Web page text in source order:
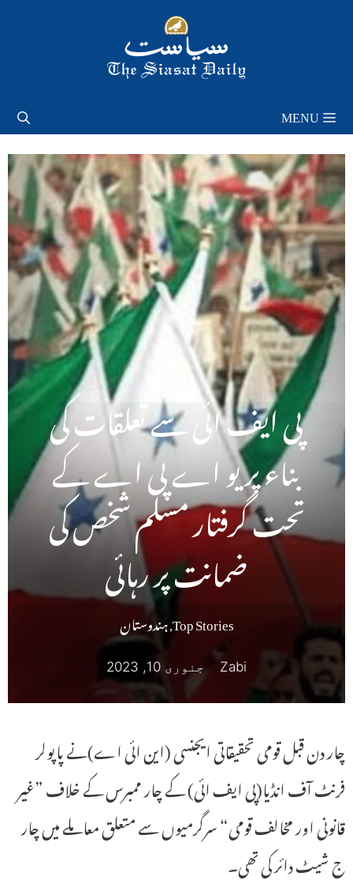
MENU
پی ایف ائی سے تعلقات کی
بناء پر یو اے پی اے کے
تحت گرفتار مسلم شخص کی
ضمانت پر رہائی
Top Stories
,ہندوستان
Zabi جنوری 10, 2023
چار دن قبل قومی تحقیقاتی ایجنسی (این ائی اے)نے پاپولر
فرنٹ آف انڈیا(پی ایف ائی) کے چار ممبرس کے خلاف ”غیر
قانونی اور مخالف قومی“ سرگرمیوں سے متعلق معاملے میں چار
ج شیٹ دائر کی تھی۔